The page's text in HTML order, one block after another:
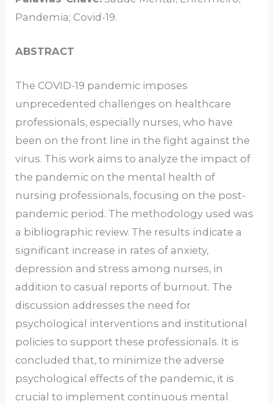
Pandemia; Covid-19.
ABSTRACT
The COVID-19 pandemic imposes
unprecedented challenges on healthcare
professionals, especially nurses, who have
been on the front line in the fight against the
virus. This work aims to analyze the impact of
the pandemic on the mental health of
nursing professionals, focusing on the post-
pandemic period. The methodology used was
a bibliographic review. The results indicate a
significant increase in rates of anxiety,
depression and stress among nurses, in
addition to casual reports of burnout. The
discussion addresses the need for
psychological interventions and institutional
policies to support these professionals. It is
concluded that, to minimize the adverse
psychological effects of the pandemic, it is
crucial to implement continuous mental